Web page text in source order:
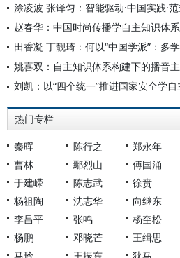
赵春华：中国时尚传播学自主知识体
姚喜双：自主知识体系构建下的播音
刘凯：以“四个统一”推进国家安全学
热门专栏
秦晖 陈行之 郑永年
曹林
鄢烈山 傅国涌
于建嵘
陈志武 徐贲
杨祖陶
沈志华 向继东
李昌平
张鸣 杨奎松
杨鹏
邓晓芒 王缉思